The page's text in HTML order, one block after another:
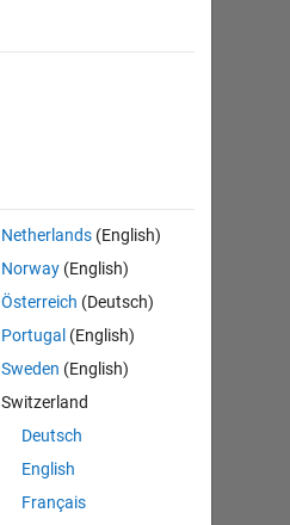
Netherlands(English)
Norway(English)
Österreich (Deutsch)
Portugal (English)
Sweden (English)
Switzerland
Deutsch
English
Français